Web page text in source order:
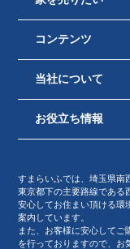
コンテンツ
当社について
お役立ち情報
すまらいふでは、埼玉県南
東京都下の主要路線である
安心してお住まい頂ける環
案内しています。
また、お客様に安心してご
を行っておりますので、お